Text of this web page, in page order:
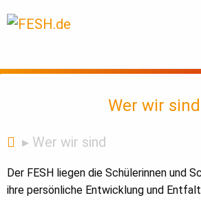
Wer wir sind
Wer wir sind
Der FESH liegen die Schülerinnen und
ihre persönliche Entwicklung und